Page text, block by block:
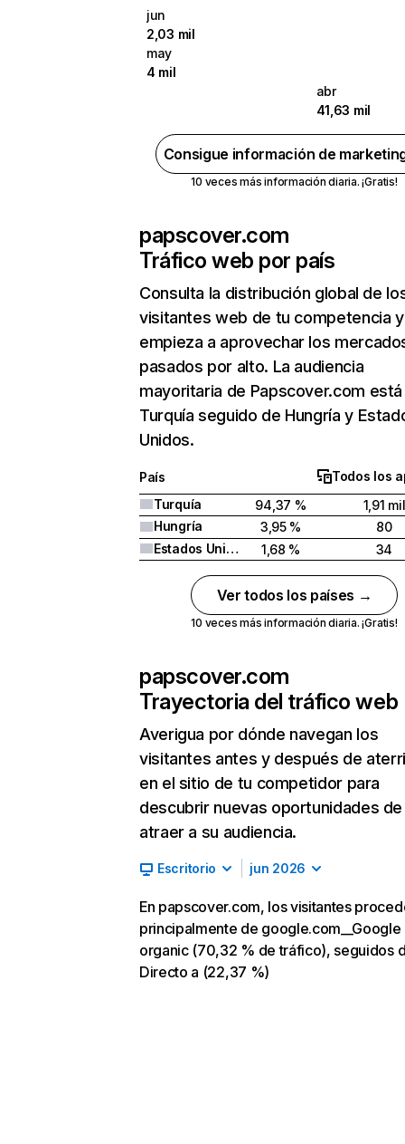
jun
2,03 mil
may
4 mil
abr
41,63 mil
Consigue información de
10 veces más información diaria. ¡Gratis!
papscover.com
Tráfico web por país
Consulta la distribución global de
visitantes web de tu competencia y
empieza a aprovechar los
pasados por alto. La audiencia
mayoritaria de Papscover.com
Turquía seguido de Hungría y
Unidos.
País
Todos los
Turquía
94,37 %
1,91 mil
Hungría
3,95 %
80
Estados Unidos
1,68 % 34
Ver todos los países →
10 veces más información diaria. ¡Gratis!
papscover.com
Trayectoria del tráfico web
Averigua por dónde navegan los
visitantes antes y después de
en el sitio de tu competidor para
descubrir nuevas oportunidades de
atraer a su audiencia.
Escritorio jun 2026
En papscover.com, los visitantes
principalmente de google.com__Google
organic (70,32 % de tráfico), seguidos
Directo a (22,37 %)